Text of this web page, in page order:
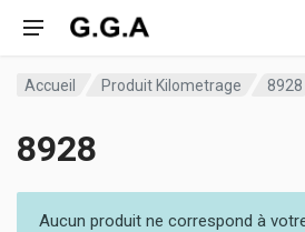
Accueil Produit Kilometrage 8928
8928
Aucun produit ne correspond à